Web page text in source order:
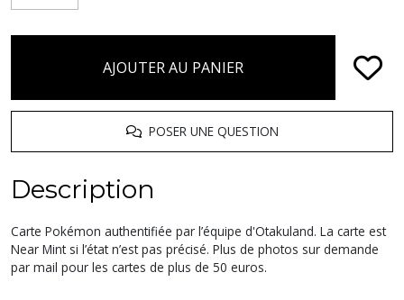
AJOUTER AU PANIER
POSER UNE QUESTION
Description
Carte Pokémon authentifiée par l’équipe d'Otakuland. La carte est
Near Mint si l’état n’est pas précisé. Plus de photos sur demande
par mail pour les cartes de plus de 50 euros.